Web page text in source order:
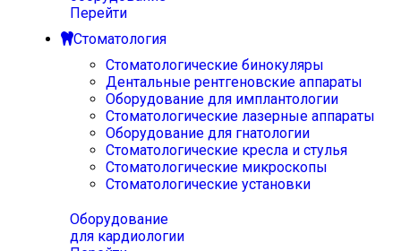
Перейти
Стоматология
Стоматологические бинокуляры
Дентальные рентгеновские аппараты
Оборудование для имплантологии
Стоматологические лазерные аппараты
Оборудование для гнатологии
Стоматологические кресла и стулья
Стоматологические микроскопы
Стоматологические установки
Оборудование
для кардиологии